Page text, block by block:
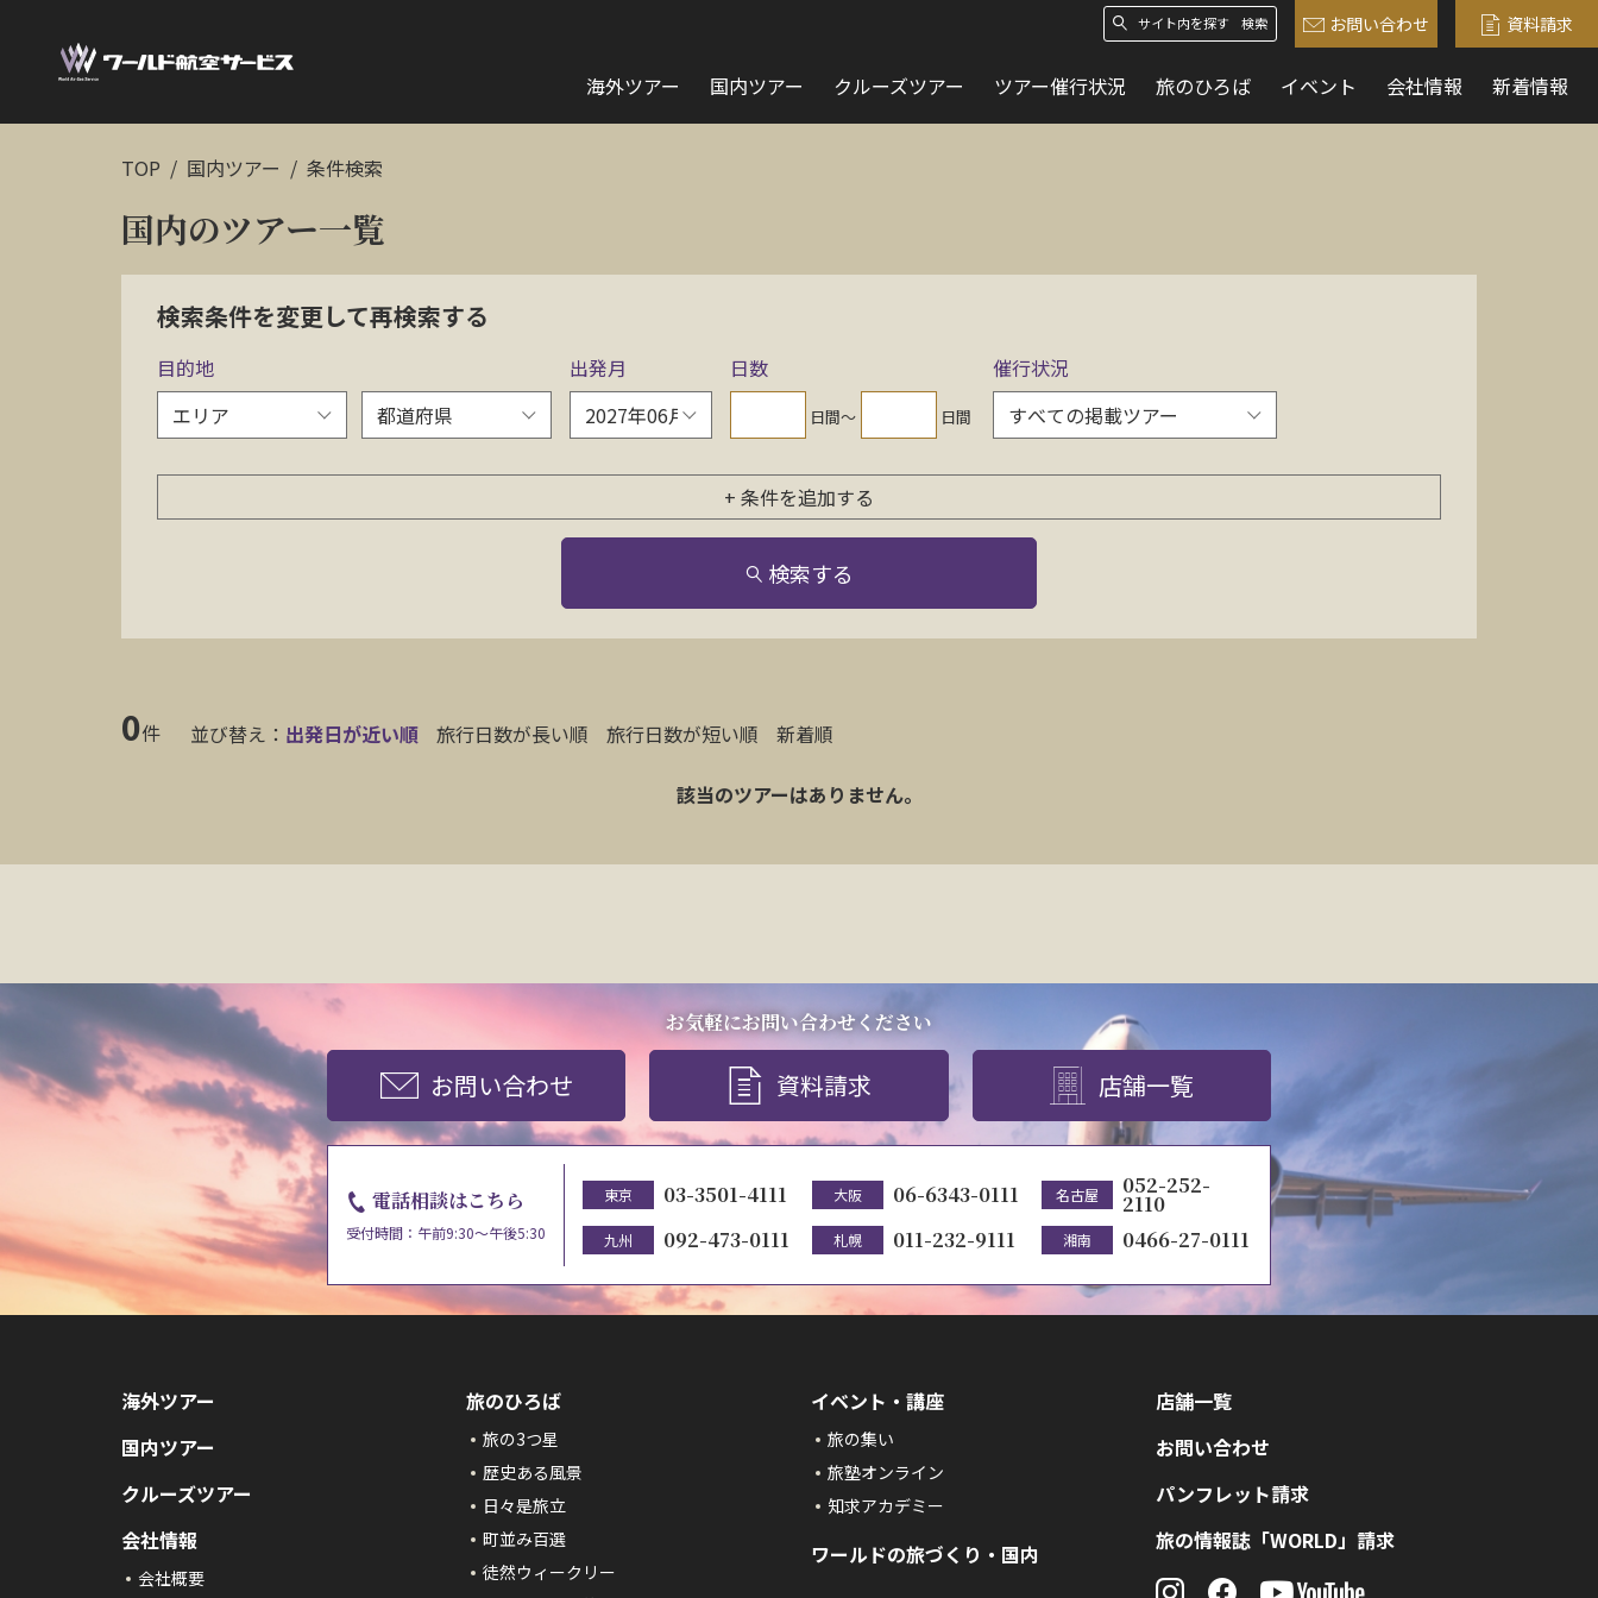
検索 お問い合わせ 資料請求
海外ツアー 国内ツアー クルーズツアー ツアー催行状況 旅のひろば イベント 会社情報 新着情報
TOP 国内ツアー 条件検索
国内のツアー一覧
検索条件を変更して再検索する
目的地 出発月 日数
日間〜 日間
催行状況
+ 条件を追加する
検索する
0件 並び替え： 出発日が近い順 旅行日数が長い順 旅行日数が短い順 新着順
該当のツアーはありません。
お気軽にお問い合わせください
お問い合わせ 資料請求 店舗一覧
電話相談はこちら
受付時間：午前9:30～午後5:30
東京 03-3501-4111 大阪 06-6343-0111 名古屋 052-252-
2110
九州 092-473-0111 札幌 011-232-9111 湘南 0466-27-0111
海外ツアー
国内ツアー
クルーズツアー
会社情報
会社概要
旅のひろば
旅の3つ星
歴史ある風景
日々是旅立
町並み百選
徒然ウィークリー
イベント・講座
旅の集い
旅塾オンライン
知求アカデミー
ワールドの旅づくり・国内
店舗一覧
お問い合わせ
パンフレット請求
旅の情報誌「WORLD」請求